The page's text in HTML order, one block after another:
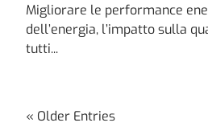
Migliorare le performance
dell’energia, l’impatto sulla
tutti...
« Older Entries